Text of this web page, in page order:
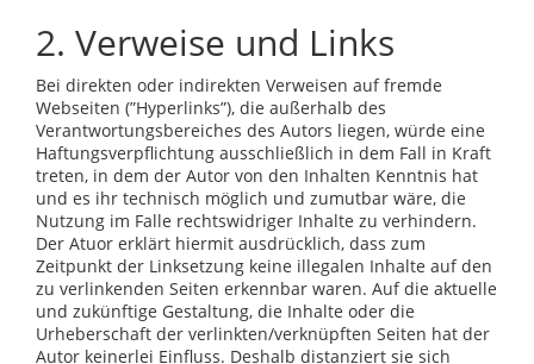
2. Verweise und Links
Bei direkten oder indirekten Verweisen auf fremde
Webseiten (”Hyperlinks”), die außerhalb des
Verantwortungsbereiches des Autors liegen, würde eine
Haftungsverpflichtung ausschließlich in dem Fall in Kraft
treten, in dem der Autor von den Inhalten Kenntnis hat
und es ihr technisch möglich und zumutbar wäre, die
Nutzung im Falle rechtswidriger Inhalte zu verhindern.
Der Atuor erklärt hiermit ausdrücklich, dass zum
Zeitpunkt der Linksetzung keine illegalen Inhalte auf den
zu verlinkenden Seiten erkennbar waren. Auf die aktuelle
und zukünftige Gestaltung, die Inhalte oder die
Urheberschaft der verlinkten/verknüpften Seiten hat der
Autor keinerlei Einfluss. Deshalb distanziert sie sich